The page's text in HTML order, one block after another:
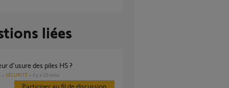
liées
d'usure des piles HS ?
SÉCURITÉ il y a 10 mois
Participer au fil de discussion